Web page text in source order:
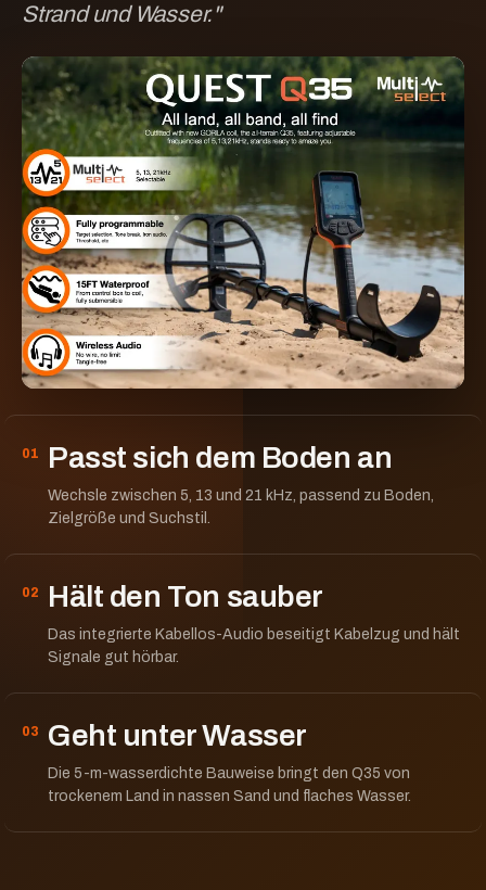
Strand und Wasser."
01 Passt sich dem Boden an
Wechsle zwischen 5, 13 und 21 kHz, passend zu Boden,
Zielgröße und Suchstil.
02 Hält den Ton sauber
Das integrierte Kabellos-Audio beseitigt Kabelzug und hält
Signale gut hörbar.
03 Geht unter Wasser
Die 5-m-wasserdichte Bauweise bringt den Q35 von
trockenem Land in nassen Sand und flaches Wasser.